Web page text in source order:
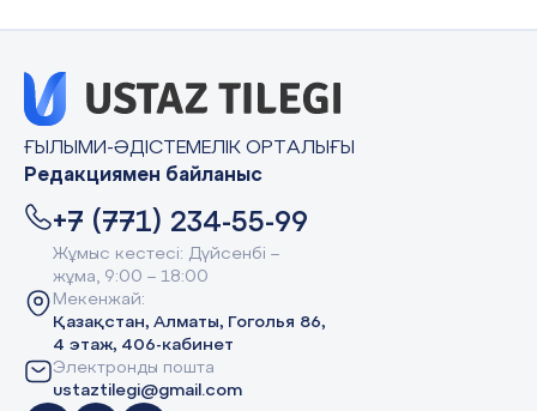
ҒЫЛЫМИ-ӘДІСТЕМЕЛІК ОРТАЛЫҒЫ
Редакциямен байланыс
+7 (771) 234-55-99
Жұмыс кестесі: Дүйсенбі –
жұма, 9:00 – 18:00
Мекенжай:
Қазақстан, Алматы, Гоголья 86,
4 этаж, 406-кабинет
Электронды пошта
ustaztilegi@gmail.com